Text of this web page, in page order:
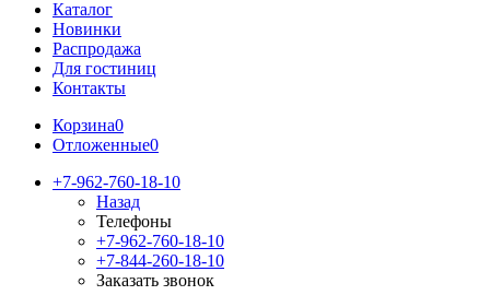
Каталог
Новинки
Распродажа
Для гостиниц
Контакты
Корзина0
Отложенные0
+7-962-760-18-10
Назад
Телефоны
+7-962-760-18-10
+7-844-260-18-10
Заказать звонок